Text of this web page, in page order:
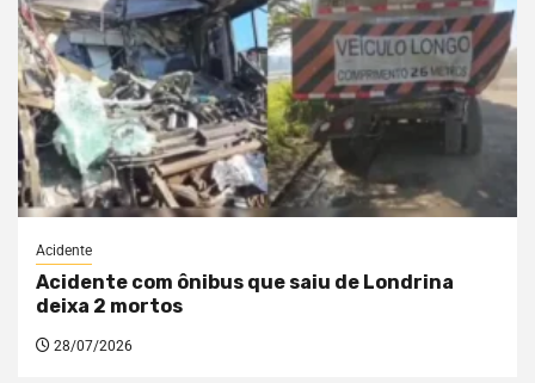
Acidente
Acidente com ônibus que saiu de Londrina
deixa 2 mortos
28/07/2026